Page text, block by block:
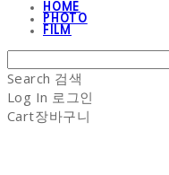
HOME
PHOTO
FILM
Search 검색
Log In 로그인
Cart장바구니